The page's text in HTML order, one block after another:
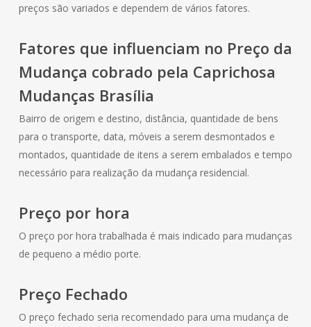
preços são variados e dependem de vários fatores.
Fatores que influenciam no Preço da
Mudança cobrado pela Caprichosa
Mudanças Brasília
Bairro de origem e destino, distância, quantidade de bens
para o transporte, data, móveis a serem desmontados e
montados, quantidade de itens a serem embalados e tempo
necessário para realização da mudança residencial.
Preço por hora
O preço por hora trabalhada é mais indicado para mudanças
de pequeno a médio porte.
Preço Fechado
O preço fechado seria recomendado para uma mudança de